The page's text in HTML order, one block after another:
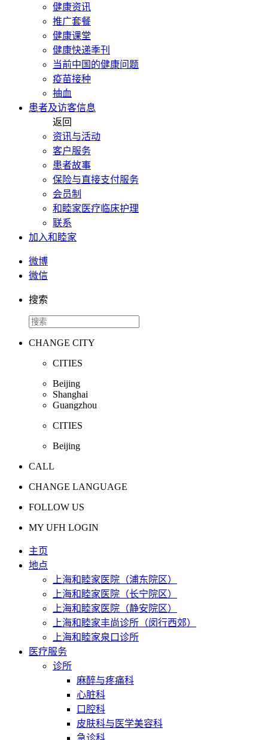
健康资讯
推广套餐
健康课堂
健康快递季刊
当前中国的健康问题
疫苗接种
抽血
患者及访客信息
返回
资讯与活动
客户服务
患者故事
保险与直接支付服务
会员制
和睦家医疗临床护理
联系
加入和睦家
微博
微信
搜索
CHANGE CITY
CITIES
Beijing
Shanghai
Guangzhou
CITIES
Beijing
CALL
CHANGE LANGUAGE
FOLLOW US
MY UFH LOGIN
主页
地点
上海和睦家医院（浦东院区）
上海和睦家医院（长宁院区）
上海和睦家医院（静安院区）
上海和睦家丰尚诊所（闵行西郊）
上海和睦家泉口诊所
医疗服务
诊所
麻醉与疼痛科
心脏科
口腔科
皮肤科与医学美容科
急诊科